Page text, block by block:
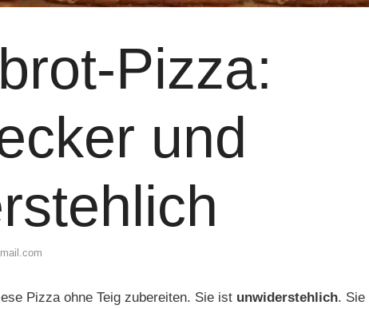
Pizza:
und
Pizza ohne Teig zubereiten. Sie ist unwiderstehlich. Sie